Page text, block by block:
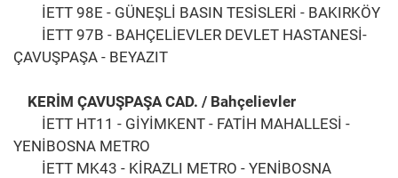
İETT 98E - GÜNEŞLİ BASIN TESİSLERİ - BAKIRKÖY
İETT 97B - BAHÇELİEVLER DEVLET HASTANESİ-
ÇAVUŞPAŞA - BEYAZIT
KERİM ÇAVUŞPAŞA CAD. / Bahçelievler
İETT HT11 - GİYİMKENT - FATİH MAHALLESİ -
YENİBOSNA METRO
İETT MK43 - KİRAZLI METRO - YENİBOSNA